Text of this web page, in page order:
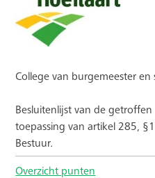
College van burgemeester
Besluitenlijst van de
toepassing van artikel 285,
Bestuur.
Overzicht punten